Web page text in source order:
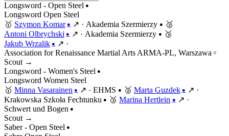
Longsword - Open Steel ●
Longsword Open Steel
🥇 Szymon Komar ● ↗ · Akademia Szermierzy ●
🥈
Antoni Olbrychski ● ↗ · Akademia Szermierzy ●
🥉
Jakub Wrzalik ● ↗ ·
Association for Renaissance Martial Arts ARMA-PL, Warszawa ○
Scout →
Longsword - Women's Steel ●
Longsword Women Steel
🥇 Minna Vasarainen ● ↗ · EHMS ● 🥈 Marta Guzdek ● ↗ ·
Krakowska Szkoła Fechtunku ● 🥉 Marina Hertlein ● ↗ ·
Schwert und Bogen ●
Scout →
Saber - Open Steel ●